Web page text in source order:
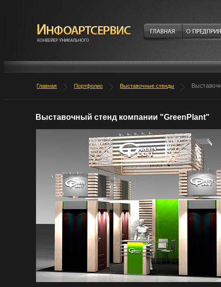
Главная Портфолио Выставочные стенды
Выставочный стенд компании "GreenPlant"